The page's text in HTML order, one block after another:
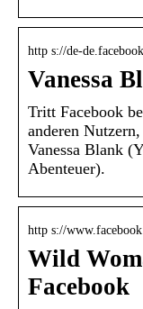
http s://de-
Vanessa
Tritt Facebook
anderen
Vanessa Blank
Abenteuer).
http s://
Wild
Facebook